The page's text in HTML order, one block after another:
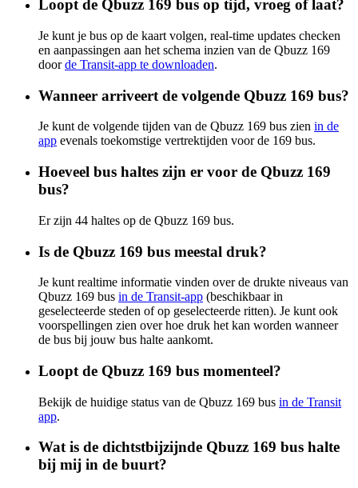
Loopt de Qbuzz 169 bus op tijd, vroeg of laat?
Je kunt je bus op de kaart volgen, real-time updates checken
en aanpassingen aan het schema inzien van de Qbuzz 169
doorde Transit-app te downloaden.
Wanneer arriveert de volgende Qbuzz 169 bus?
Je kunt de volgende tijden van de Qbuzz 169 bus zien in de
app evenals toekomstige vertrektijden voor de 169 bus.
Hoeveel bus haltes zijn er voor de Qbuzz 169
bus?
Er zijn 44 haltes op de Qbuzz 169 bus.
Is de Qbuzz 169 bus meestal druk?
Je kunt realtime informatie vinden over de drukte niveaus van
Qbuzz 169 bus in de Transit-app (beschikbaar in
geselecteerde steden of op geselecteerde ritten). Je kunt ook
voorspellingen zien over hoe druk het kan worden wanneer
de bus bij jouw bus halte aankomt.
Loopt de Qbuzz 169 bus momenteel?
Bekijk de huidige status van de Qbuzz 169 bus in de Transit
app.
Wat is de dichtstbijzijnde Qbuzz 169 bus halte
bij mij in de buurt?